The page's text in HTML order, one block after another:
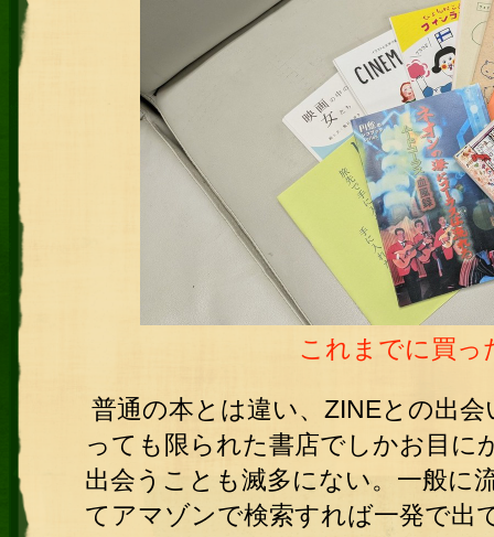
これまでに買っ
普通の本とは違い、ZINEとの出
っても限られた書店でしかお目に
出会うことも滅多にない。一般に
てアマゾンで検索すれば一発で出